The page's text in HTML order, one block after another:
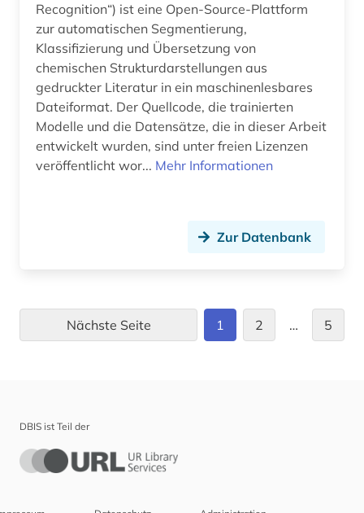
Recognition“) ist eine Open-Source-Plattform
zur automatischen Segmentierung,
Klassifizierung und Übersetzung von
chemischen Strukturdarstellungen aus
gedruckter Literatur in ein maschinenlesbares
Dateiformat. Der Quellcode, die trainierten
Modelle und die Datensätze, die in dieser Arbeit
entwickelt wurden, sind unter freien Lizenzen
veröffentlicht wor... Mehr Informationen
Zur Datenbank
Nächste Seite 1 2 … 5
DBIS ist Teil der